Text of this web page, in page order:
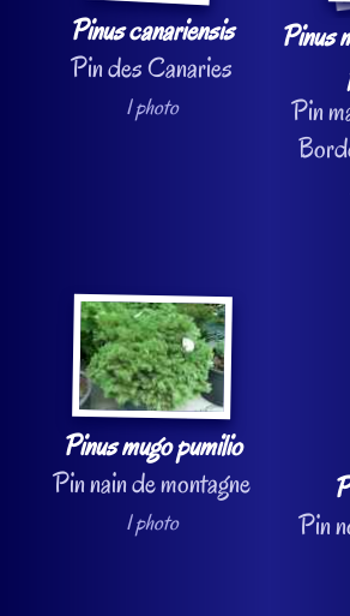
Pinus canariensis
Pin des Canaries
1 photo
Pinus
Pin
Pinus mugo pumilio
Pin nain de montagne
1 photo
Pin